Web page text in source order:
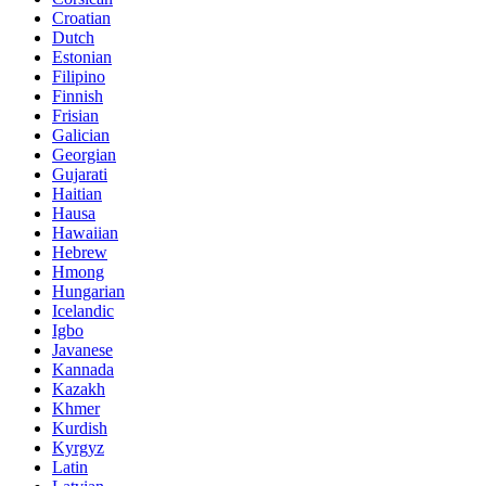
Croatian
Dutch
Estonian
Filipino
Finnish
Frisian
Galician
Georgian
Gujarati
Haitian
Hausa
Hawaiian
Hebrew
Hmong
Hungarian
Icelandic
Igbo
Javanese
Kannada
Kazakh
Khmer
Kurdish
Kyrgyz
Latin